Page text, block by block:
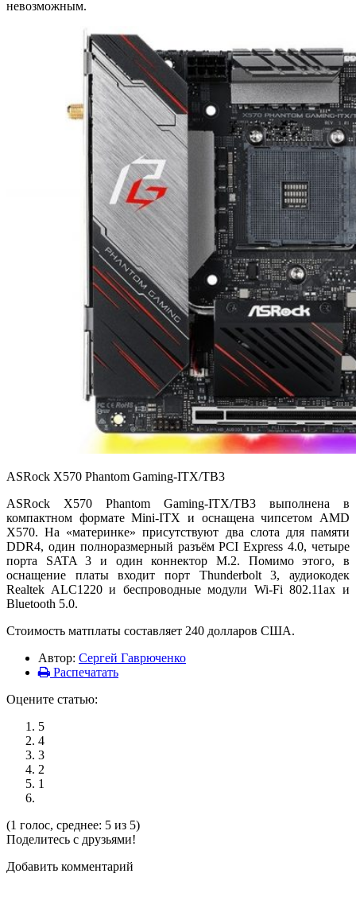
невозможным.
ASRock X570 Phantom Gaming-ITX/TB3
ASRock X570 Phantom Gaming-ITX/TB3 выполнена в
компактном формате Mini-ITX и оснащена чипсетом AMD
X570. На «материнке» присутствуют два слота для памяти
DDR4, один полноразмерный разъём PCI Express 4.0, четыре
порта SATA 3 и один коннектор M.2. Помимо этого, в
оснащение платы входит порт Thunderbolt 3, аудиокодек
Realtek ALC1220 и беспроводные модули Wi-Fi 802.11ax и
Bluetooth 5.0.
Стоимость матплаты составляет 240 долларов США.
Автор: Сергей Гаврюченко
Распечатать
Оцените статью:
5
4
3
2
1
(1 голос, среднее: 5 из 5)
Поделитесь с друзьями!
Добавить комментарий